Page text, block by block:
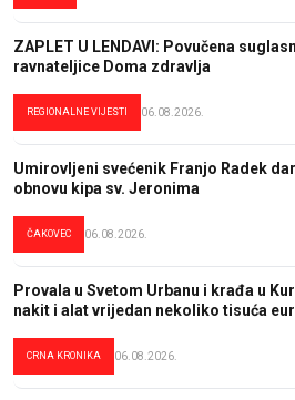
ZAPLET U LENDAVI: Povučena
ravnateljice Doma zdravlja
REGIONALNE VIJESTI 06.08.2026.
Umirovljeni svećenik Franjo Radek
obnovu kipa sv. Jeronima
ČAKOVEC 06.08.2026.
Provala u Svetom Urbanu i krađa u
nakit i alat vrijedan nekoliko tisuća
CRNA KRONIKA 06.08.2026.